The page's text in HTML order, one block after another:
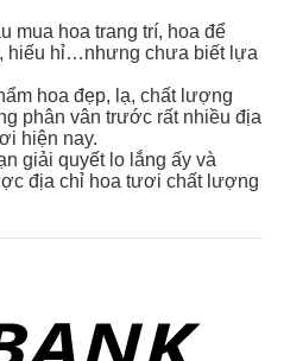
mua hoa trang trí, hoa để
hiếu hỉ…nhưng chưa biết lựa
hoa đẹp, lạ, chất lượng
phân vân trước rất nhiều địa
hiện nay.
giải quyết lo lắng ấy và
địa chỉ hoa tươi chất lượng